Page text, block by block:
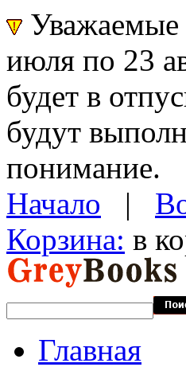
Уважаемые
июля по 23
будет в
будут
понимание.
Начало |
Корзина: в
Главная